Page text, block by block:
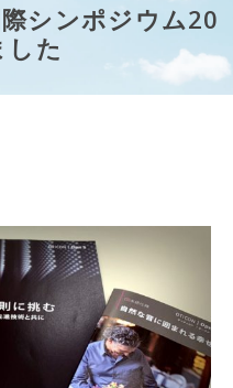
シンポジウム20
た